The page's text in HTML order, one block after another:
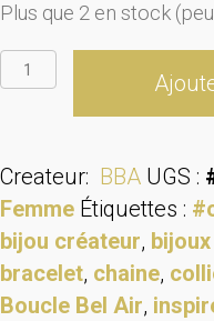
Plus que 2 en stock
quantité
de
"Brillant"
Createur: BBA UGS :
Femme Étiquettes :
bijou créateur,
bracelet, chaine,
Boucle Bel Air,